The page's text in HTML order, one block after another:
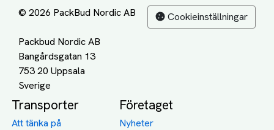
© 2026 PackBud Nordic AB
Packbud Nordic AB
Bangårdsgatan 13
753 20 Uppsala
Cookieinställningar
Transporter
Att tänka på
Företaget
Nyheter